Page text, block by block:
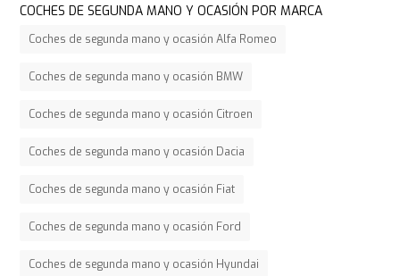
COCHES DE SEGUNDA MANO Y OCASIÓN POR MARCA
Coches de segunda mano y ocasión Alfa Romeo
Coches de segunda mano y ocasión BMW
Coches de segunda mano y ocasión Citroen
Coches de segunda mano y ocasión Dacia
Coches de segunda mano y ocasión Fiat
Coches de segunda mano y ocasión Ford
Coches de segunda mano y ocasión Hyundai